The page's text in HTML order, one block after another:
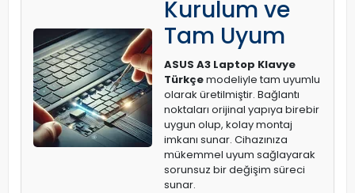
Kurulum ve
Tam Uyum
ASUS A3 Laptop Klavye
Türkçemodeliyle tam uyumlu
olarak üretilmiştir. Bağlantı
noktaları orijinal yapıya birebir
uygun olup, kolay montaj
imkanı sunar. Cihazınıza
mükemmel uyum sağlayarak
sorunsuz bir değişim süreci
sunar.